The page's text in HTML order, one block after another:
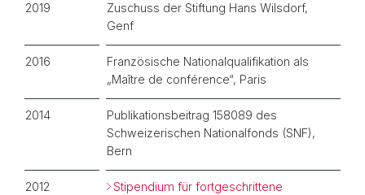
2019
Zuschuss der Stiftung Hans Wilsdorf,
Genf
2016
Französische Nationalqualifikation als
„Maître de conférence“, Paris
2014
Publikationsbeitrag 158089 des
Schweizerischen Nationalfonds (SNF),
Bern
2012
Stipendium für fortgeschrittene